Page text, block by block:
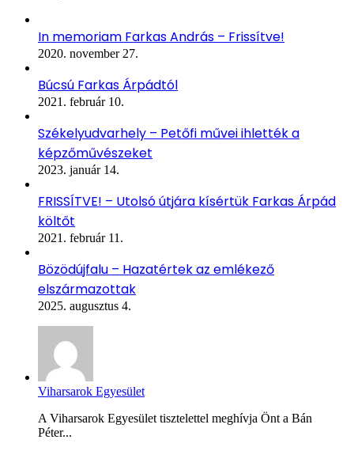
In memoriam Farkas András – Frissítve!
2020. november 27.
Búcsú Farkas Árpádtól
2021. február 10.
Székelyudvarhely – Petőfi művei ihlették a
képzőművészeket
2023. január 14.
FRISSÍTVE! – Utolsó útjára kísértük Farkas Árpád
költőt
2021. február 11.
Bözödújfalu – Hazatértek az emlékező
elszármazottak
2025. augusztus 4.
Viharsarok Egyesület
A Viharsarok Egyesület tisztelettel meghívja Önt a Bán
Péter...